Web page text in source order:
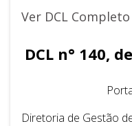
Ver DCL Completo
DCL n° 140,
Diretoria de Gestão